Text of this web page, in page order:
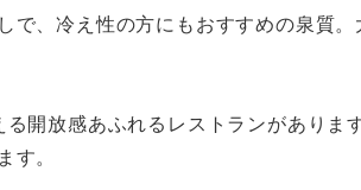
で、冷え性の方にもおすすめの泉質
開放感あふれるレストランがあり
。